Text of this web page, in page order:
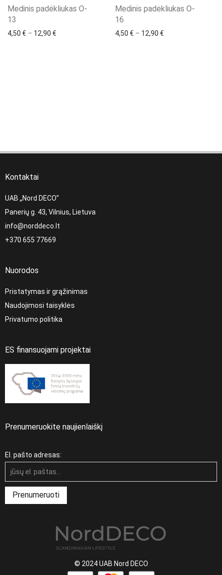
Medinis padėkliukas O-
13
4,50 € – 12,90 €
Medinis padėkliukas O-
16
4,50 € – 12,90 €
Kontaktai
UAB „Nord DECO”
Panerių g. 43, Vilnius, Lietuva
info@norddeco.lt
+370 655 77669
Nuorodos
Pristatymas ir grąžinimas
Naudojimosi taisyklės
Privatumo politika
ES finansuojami projektai
Prenumeruokite naujienlaiškį
El. pašto adresas:
© 2024 UAB Nord DECO